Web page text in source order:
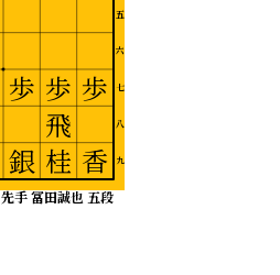
五
六
七
八
九
先手 冨田誠也 五段
歩
香
歩
飛
桂
歩
銀